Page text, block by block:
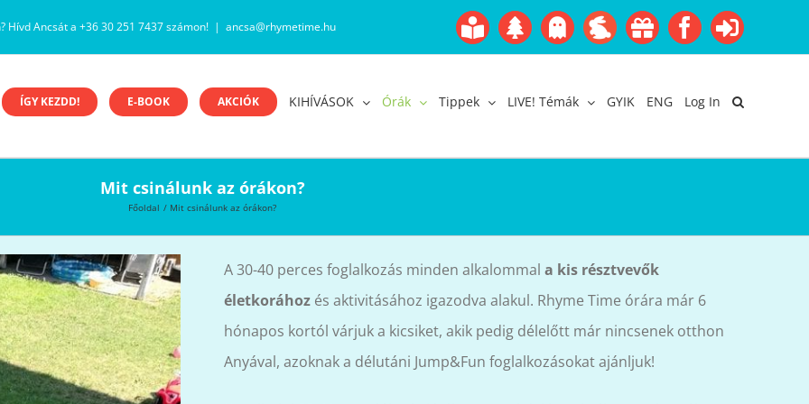
Hívd Ancsát a +36 30 251 7437 számon! | ancsa@rhymetime.hu
Boofairy
Gyerekangol
AdventHalloween
EasterAkcióFacebook
Login
ÍGY KEZDD! E-BOOK AKCIÓK KIHÍVÁSOK Órák Tippek LIVE! Témák GYIK ENG Log In
Mit csinálunk az órákon?
Főoldal Mit csinálunk az órákon?
A 30-40 perces foglalkozás minden alkalommal a kis résztvevők
életkorához és aktivitásához igazodva alakul. Rhyme Time órára már 6
hónapos kortól várjuk a kicsiket, akik pedig délelőtt már nincsenek otthon
Anyával, azoknak a délutáni Jump&Fun foglalkozásokat ajánljuk!